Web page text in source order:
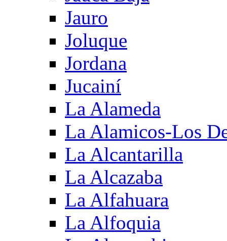
Jauro
Joluque
Jordana
Jucainí
La Alameda
La Alamicos-Los
La Alcantarilla
La Alcazaba
La Alfahuara
La Alfoquia